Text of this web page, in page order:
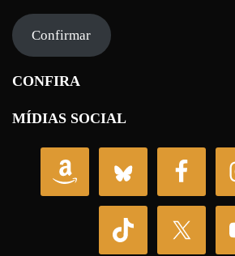
e-
mail
Confirmar
CONFIRA
MÍDIAS SOCIAL